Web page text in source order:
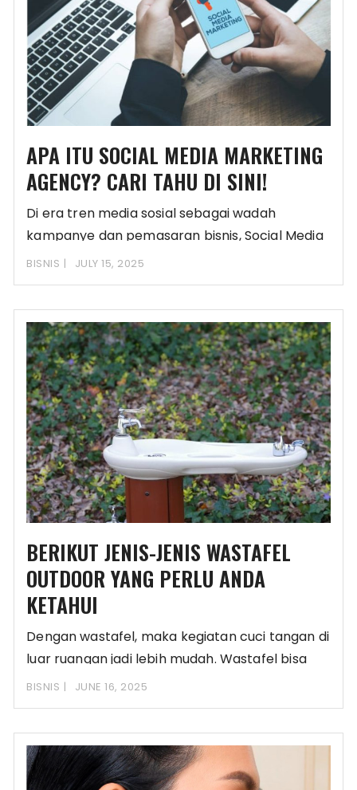
APA ITU SOCIAL MEDIA MARKETING
AGENCY? CARI TAHU DI SINI!
Di era tren media sosial sebagai wadah
kampanye dan pemasaran bisnis, Social Media
Marketing Agency
BISNIS JULY 15, 2025
BERIKUT JENIS-JENIS WASTAFEL
OUTDOOR YANG PERLU ANDA
KETAHUI
Dengan wastafel, maka kegiatan cuci tangan di
luar ruangan jadi lebih mudah. Wastafel bisa
diletakkan
BISNIS JUNE 16, 2025